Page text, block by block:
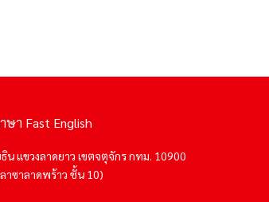
า Fast English
แขวงลาดยาว เขตจตุจักร กทม. 10900
าซาลาดพร้าว ชั้น 10)